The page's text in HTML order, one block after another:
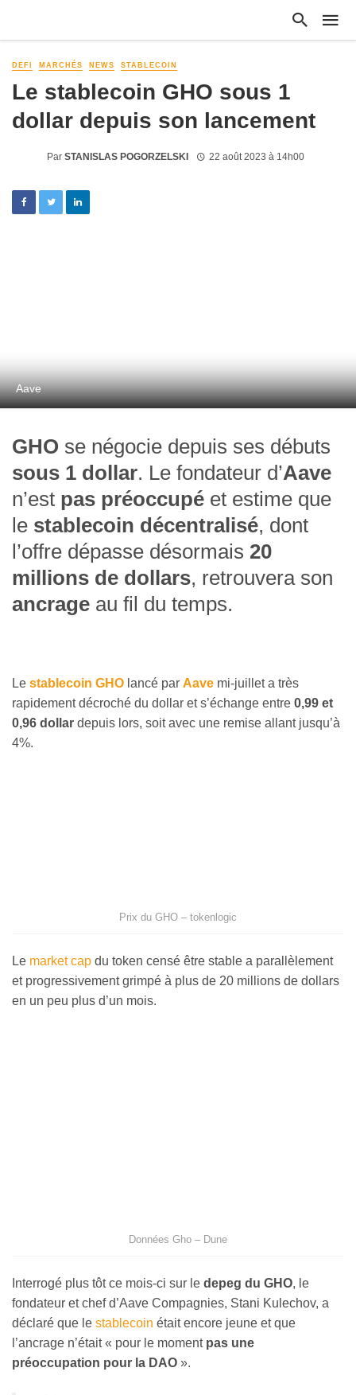
DEFI MARCHÉS NEWS STABLECOIN
Le stablecoin GHO sous 1
dollar depuis son lancement
Par STANISLAS POGORZELSKI 22 août 2023 à 14h00
Aave
GHO se négocie depuis ses débuts
sous 1 dollar. Le fondateur d’Aave
n’est pas préoccupé et estime que
le stablecoin décentralisé, dont
l’offre dépasse désormais 20
millions de dollars, retrouvera son
ancrage au fil du temps.
Le stablecoin GHO lancé par Aave mi-juillet a très
rapidement décroché du dollar et s’échange entre 0,99 et
0,96 dollar depuis lors, soit avec une remise allant jusqu’à
4%.
Prix du GHO – tokenlogic
Le market cap du token censé être stable a parallèlement
et progressivement grimpé à plus de 20 millions de dollars
en un peu plus d’un mois.
Données Gho – Dune
Interrogé plus tôt ce mois-ci sur le depeg du GHO, le
fondateur et chef d’Aave Compagnies, Stani Kulechov, a
déclaré que le stablecoin était encore jeune et que
l’ancrage n’était « pour le moment pas une
préoccupation pour la DAO ».